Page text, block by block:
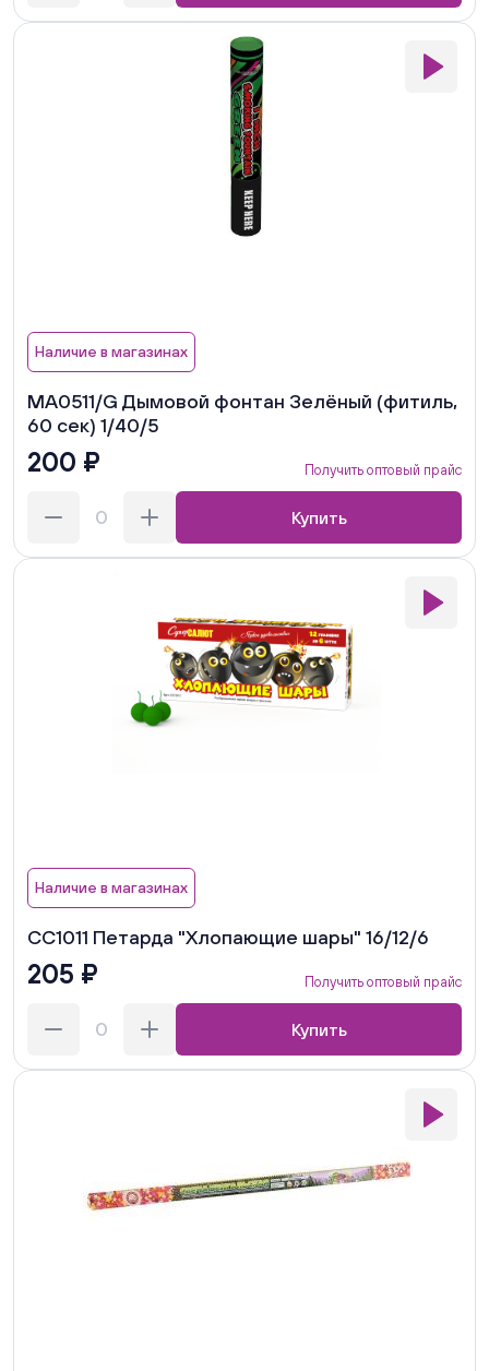
Наличие в магазинах
MA0511/G Дымовой фонтан Зелёный (фитиль,
60 сек) 1/40/5
200 ₽ Получить оптовый прайс
Купить
Наличие в магазинах
СС1011 Петарда "Хлопающие шары" 16/12/6
205 ₽ Получить оптовый прайс
Купить